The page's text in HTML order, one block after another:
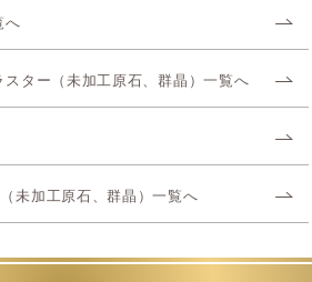
へ
ター（未加工原石、群晶）一覧へ
未加工原石、群晶）一覧へ